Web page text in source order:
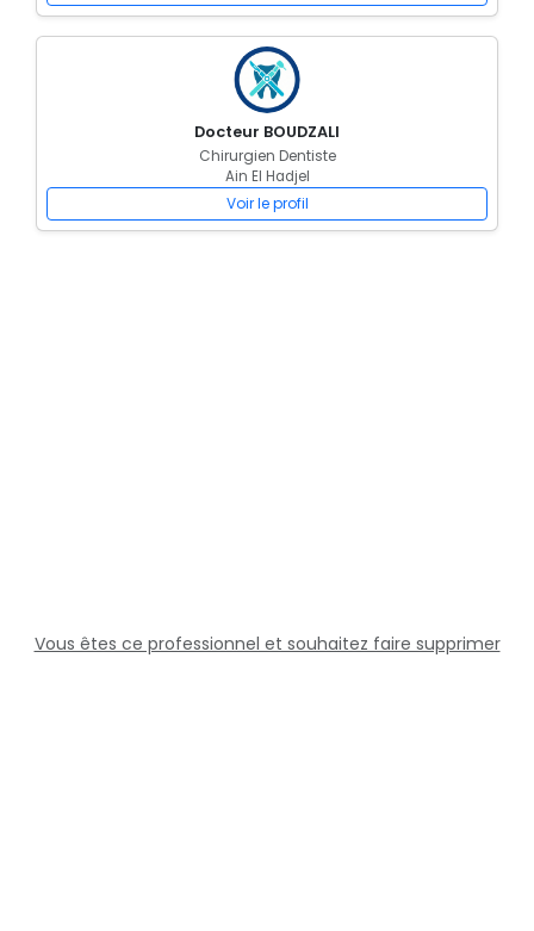
Docteur BOUDZALI
Chirurgien Dentiste
Ain El Hadjel
Voir le profil
Vous êtes ce professionnel et souhaitez faire supprimer